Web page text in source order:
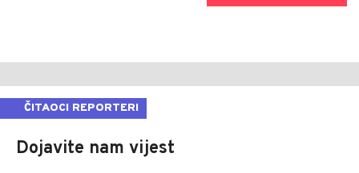
ČITAOCI REPORTERI
Dojavite nam vijest